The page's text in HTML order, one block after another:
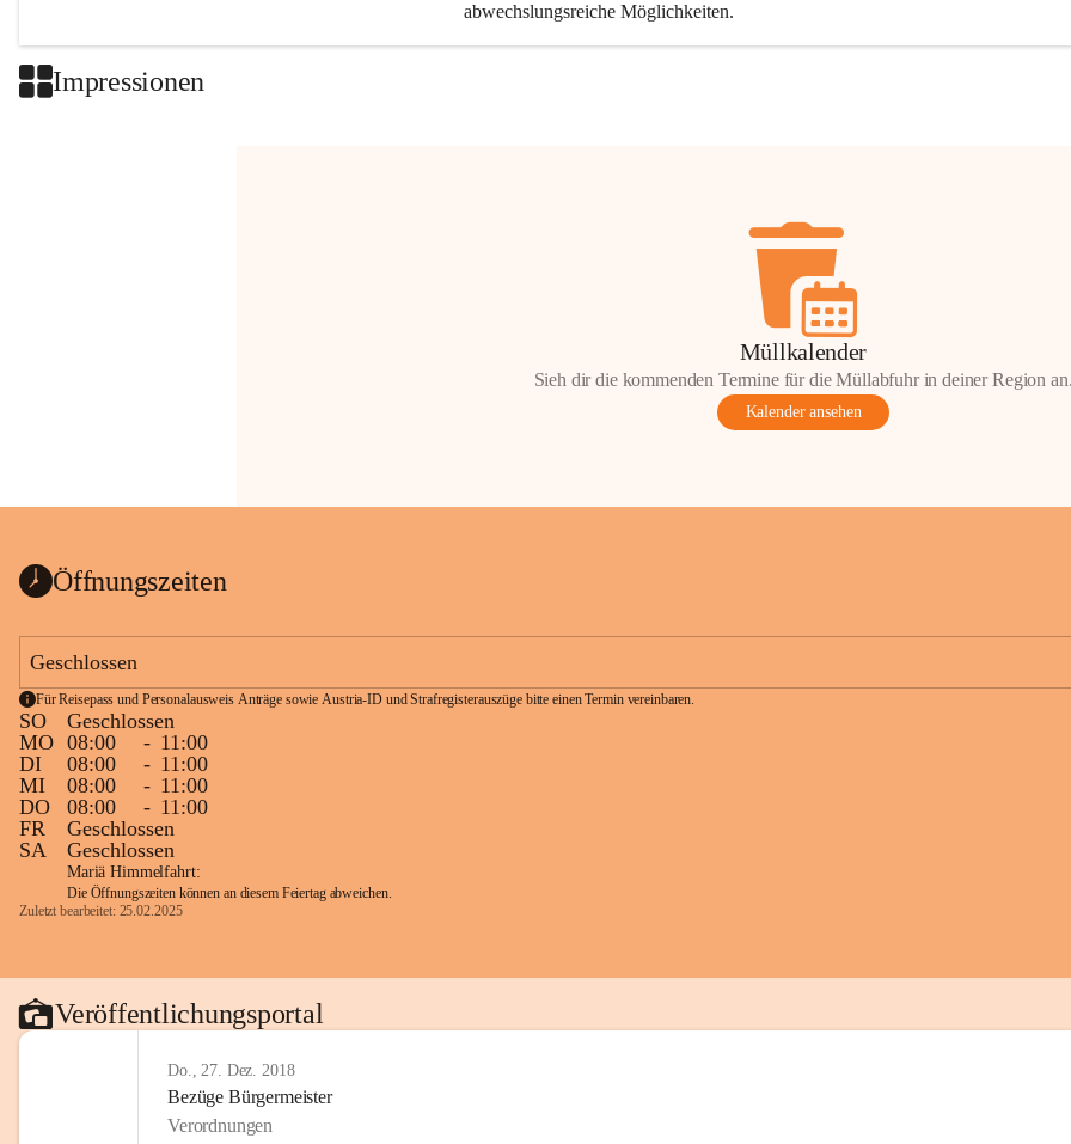
abwechslungsreiche Möglichkeiten.
Impressionen
Müllkalender
Sieh dir die kommenden Termine für die Müllabfuhr in deiner Region
Kalender ansehen
Öffnungszeiten
Geschlossen
Für Reisepass und Personalausweis Anträge sowie Austria-ID und Strafregisterauszüge bitte einen Termin vereinbaren.
SO
Geschlossen
MO 08:00 - 11:00
DI
08:00 - 11:00
MI
08:00 - 11:00
DO
08:00 - 11:00
FR
Geschlossen
SA
Geschlossen
Mariä Himmelfahrt:
Die Öffnungszeiten können an diesem Feiertag abweichen.
Zuletzt bearbeitet: 25.02.2025
Veröffentlichungsportal
Do., 27. Dez. 2018
Bezüge Bürgermeister
Verordnungen